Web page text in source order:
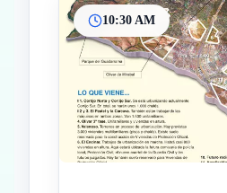
10:30 AM